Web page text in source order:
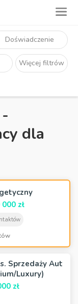
Doświadczenie
Więcej filtrów
-
dla
zł
Sprzedaży Aut
Luxury)
zł